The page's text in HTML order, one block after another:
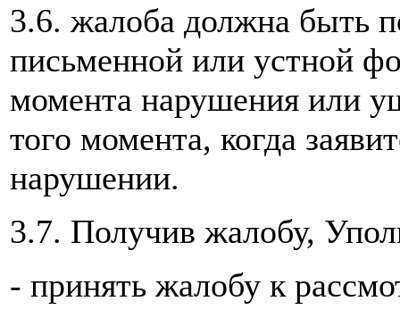
3.6. жалоба должна быть
письменной или устной
момента нарушения или
того момента, когда
нарушении.
3.7. Получив жалобу,
- принять жалобу к